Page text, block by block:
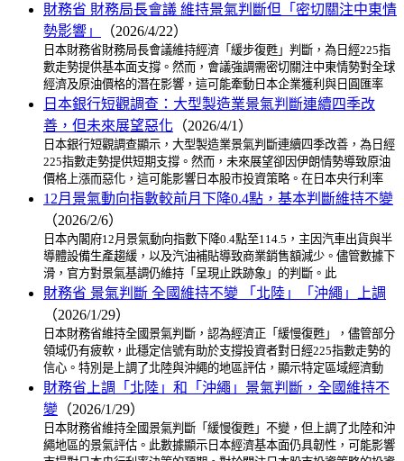
財務省 財務局長會議 維持景氣判斷但「密切關注中東情
勢影響」
（2026/4/22）
日本財務省財務局長會議維持經濟「緩步復甦」判斷，為日經225指
數走勢提供基本面支撐。然而，會議強調需密切關注中東情勢對全球
經濟及原油價格的潛在影響，這可能牽動日本企業獲利與日圓匯率
日本銀行短觀調查：大型製造業景氣判斷連續四季改
善，但未來展望惡化 （2026/4/1）
日本銀行短觀調查顯示，大型製造業景氣判斷連續四季改善，為日經
225指數走勢提供短期支撐。然而，未來展望卻因伊朗情勢導致原油
價格上漲而惡化，這可能影響日本股市投資策略。在日本央行利率
12月景氣動向指數較前月下降0.4點，基本判斷維持不變
（2026/2/6）
日本內閣府12月景氣動向指數下降0.4點至114.5，主因汽車出貨與半
導體設備生產趨緩，以及汽油補貼導致商業銷售額減少。儘管數據下
滑，官方對景氣基調仍維持「呈現止跌跡象」的判斷。此
財務省 景氣判斷 全國維持不變 「北陸」「沖繩」上調
（2026/1/29）
日本財務省維持全國景氣判斷，認為經濟正「緩慢復甦」，儘管部分
領域仍有疲軟，此穩定信號有助於支撐投資者對日經225指數走勢的
信心。特別是上調了北陸與沖繩的地區評估，顯示特定區域經濟動
財務省上調「北陸」和「沖繩」景氣判斷，全國維持不
變 （2026/1/29）
日本財務省維持全國景氣判斷「緩慢復甦」不變，但上調了北陸和沖
繩地區的景氣評估。此數據顯示日本經濟基本面仍具韌性，可能影響